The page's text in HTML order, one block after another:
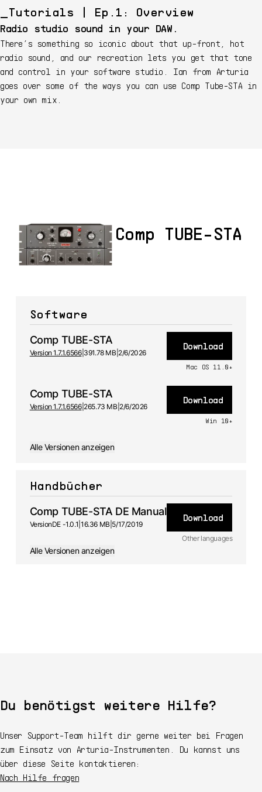
Tutorials | Ep.1: Overview
Radio studio sound in your DAW.
There’s something so iconic about that up-front, hot
radio sound, and our recreation lets you get that tone
and control in your software studio. Ian from Arturia
goes over some of the ways you can use Comp Tube-STA in
your own mix.
Comp TUBE-STA
Software
Comp TUBE-STA
Version 1.7.1.6566| 391.78 MB 2/6/2026
Download
Mac OS 11.0+
Comp TUBE-STA
Version 1.7.1.6566| 265.73 MB 2/6/2026
Download
Win 10+
Alle Versionen anzeigen
Handbücher
Comp TUBE-STA DE Manual
VersionDE -1.0.1 16.36 MB 5/17/2019
Download
Other languages
Alle Versionen anzeigen
Du benötigst weitere Hilfe?
Unser Support-Team hilft dir gerne weiter bei Fragen
zum Einsatz von Arturia-Instrumenten. Du kannst uns
über diese Seite kontaktieren:
Nach Hilfe fragen